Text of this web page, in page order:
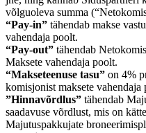
võlguoleva summa
“Pay-in” tähendab makse
vahendaja poolt.
“Pay-out” tähendab
Maksete vahendaja poolt.
“Makseteenuse tasu” on 4%
komisjonist maksete vahendaja
”Hinnavõrdlus” tähendab
saadavuse võrdlust, mis on
Majutuspakkujate